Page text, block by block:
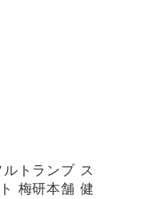
トランプ ス
梅研本舗 健